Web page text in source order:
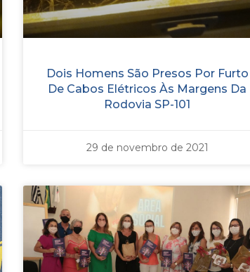
Dois Homens São Presos Por Furto
De Cabos Elétricos Às Margens Da
Rodovia SP-101
29 de novembro de 2021